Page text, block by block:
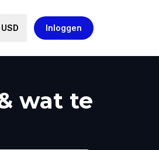
USD Inloggen
wat te